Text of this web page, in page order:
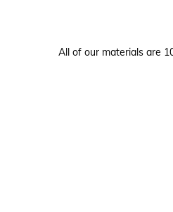
All of our materials are